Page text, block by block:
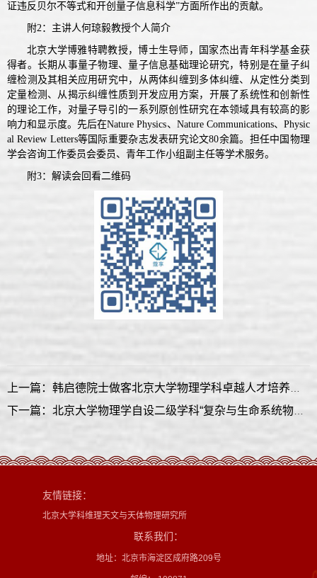
证违反贝尔不等式和开创量子信息科学”方面所作出的贡献。
附2：主讲人何琼毅教授个人简介
北京大学博雅特聘教授，博士生导师，国家杰出青年科学基金获
得者。长期从事量子物理、量子信息基础理论研究，特别是在量子纠
缠检测及其相关应用研究中，从两体纠缠到多体纠缠、从定性分类到
定量检测、从揭示纠缠性质到开发应用方案，开展了系统性和创新性
的理论工作，对量子导引的一系列原创性研究在本领域具有较高的影
响力和显示度。先后在Nature Physics、Nature Communications、Physic
al Review Letters等国际重要杂志发表研究论文80余篇。担任中国物理
学会咨询工作委员会委员、青年工作小组副主任等学术服务。
附3：解读会回看二维码
友情链接：
北京大学科维理天文与天体物理研究所
联系我们：
地址：北京市海淀区成府路209号